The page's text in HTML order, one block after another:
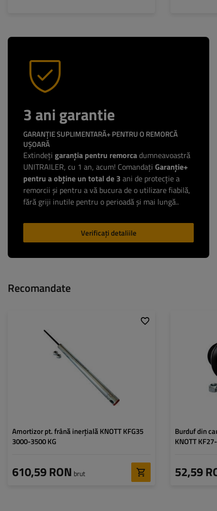
3 ani garantie
GARANȚIE SUPLIMENTARĂ+ PENTRU O REMORCĂ
UȘOARĂ
Extindeți garanția pentru remorcadumneavoastră
UNITRAILER, cu 1 an, acum! Comandați Garanție+
pentru a obține un total de 3 ani de protecție a
remorcii și pentru a vă bucura de o utilizare fiabilă,
fără griji inutile pentru o perioadă și mai lungă..
Verificați detaliile
Recomandate
Amortizor pt. frână inerțială KNOTT KFG35
3000-3500 KG
610,59 RON brut
Burduf din
KNOTT
52,59